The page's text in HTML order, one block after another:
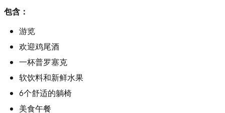
包含：
游览
欢迎鸡尾酒
一杯普罗塞克
软饮料和新鲜水果
6个舒适的躺椅
美食午餐